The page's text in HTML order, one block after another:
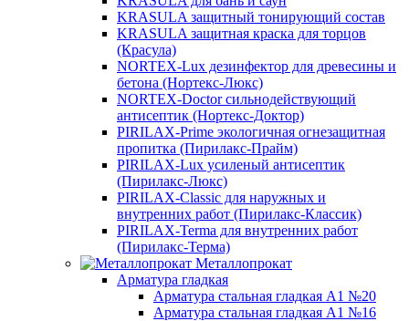
KRASULA защитный тонирующий состав
KRASULA защитная краска для торцов
(Красула)
NORTEX-Lux дезинфектор для древесины и
бетона (Нортекс-Люкс)
NORTEX-Doctor сильнодействующий
антисептик (Нортекс-Доктор)
PIRILAX-Prime экологичная огнезащитная
пропитка (Пирилакс-Прайм)
PIRILAX-Lux усиленый антисептик
(Пирилакс-Люкс)
PIRILAX-Classic для наружных и
внутренних работ (Пирилакс-Классик)
PIRILAX-Terma для внутренних работ
(Пирилакс-Терма)
Металлопрокат
Арматура гладкая
Арматура стальная гладкая А1 №20
Арматура стальная гладкая А1 №16